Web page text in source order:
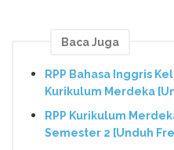
Baca Juga
RPP Bahasa Inggris
Kurikulum Merdeka
RPP Kurikulum
Semester 2 [Unduh